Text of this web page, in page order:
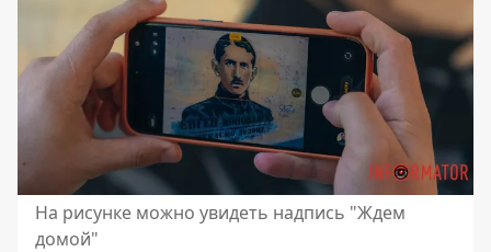
На рисунке можно увидеть надпись "Ждем
домой"